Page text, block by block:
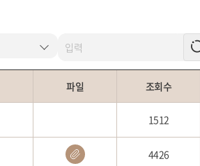
파일 조회수
1512
4426